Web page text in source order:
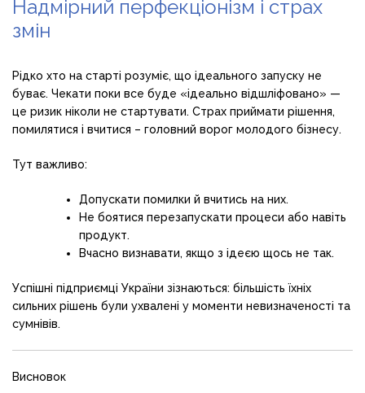
Надмірний перфекціонізм і страх
змін
Рідко хто на старті розуміє, що ідеального запуску не
буває. Чекати поки все буде «ідеально відшліфовано» —
це ризик ніколи не стартувати. Страх приймати рішення,
помилятися і вчитися – головний ворог молодого бізнесу.
Тут важливо:
Допускати помилки й вчитись на них.
Не боятися перезапускати процеси або навіть
продукт.
Вчасно визнавати, якщо з ідеєю щось не так.
Успішні підприємці України зізнаються: більшість їхніх
сильних рішень були ухвалені у моменти невизначеності та
сумнівів.
Висновок